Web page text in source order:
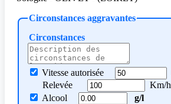
Circonstances
Circonstances aggravantes
Vitesse autorisée
Relevée
Km/h
Alcool
g/l